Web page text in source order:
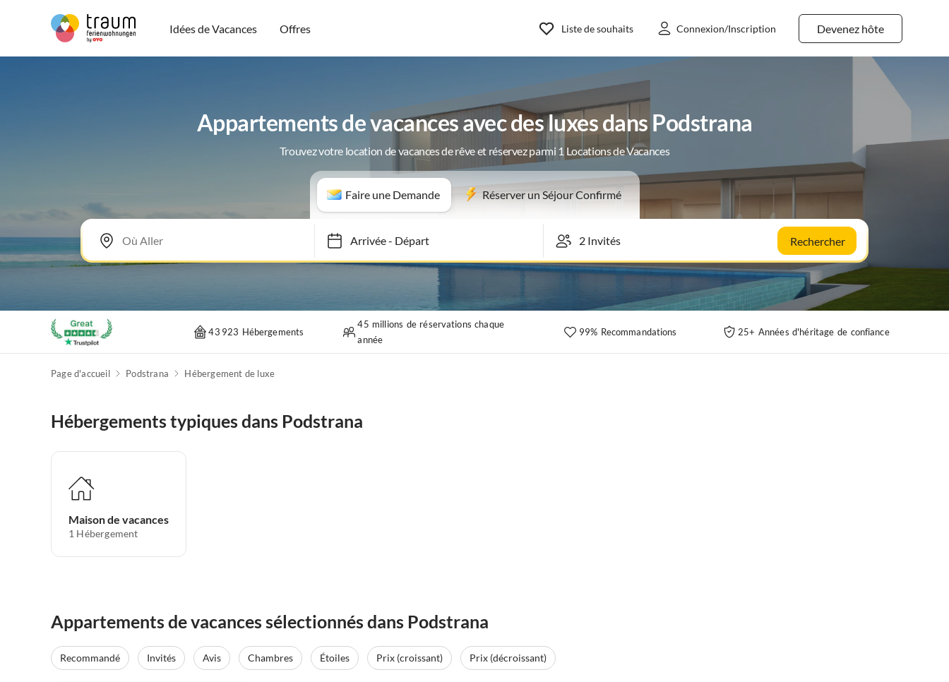
Idées de Vacances Offres Devenez hôte
Liste de souhaits Connexion/Inscription
Appartements de vacances avec des luxes dans Podstrana
Trouvez votre location de vacances de rêve et réservez parmi 1 Locations de Vacances
Faire une Demande Réserver un Séjour Confirmé
Arrivée-Départ Rechercher
43 923 Hébergements
45 millions de réservations chaque
année
99% Recommandations 25+ Années d'héritage de confiance
Page d'accueil Podstrana Hébergement de luxe
Hébergements typiques dans Podstrana
Maison de vacances
1 Hébergement
Appartements de vacances sélectionnés dans Podstrana
Recommandé Invités Avis Chambres Étoiles Prix (croissant) Prix (décroissant)